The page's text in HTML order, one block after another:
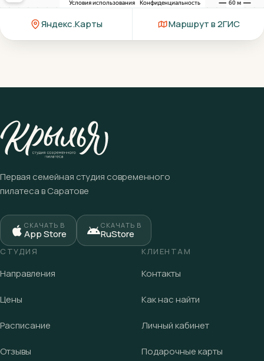
Яндекс.Карты Маршрут в 2ГИС
Первая семейная студия современного
пилатеса в Саратове
СКАЧАТЬ В
App Store
СКАЧАТЬ В
RuStore
СТУДИЯ
Направления
Цены
Расписание
Отзывы
КЛИЕНТАМ
Контакты
Как нас найти
Личный кабинет
Подарочные карты